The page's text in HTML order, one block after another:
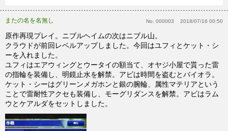
またの名を名無し No: 000003 2018/07/16 00:50
原作再現プレイ。ニブルヘイムの次はニブル山。
クラウドが前回レベルアップしました。今回はユフィとケット・シ
ーを入れました。
ユフィはエアウィングとウータイの額当て、オヤジ小屋で貰った雷
の指輪を装備し、明鏡止水を解禁。アビは時間を盗むとバイオラ。
ケット・シーはグリーンメガホンと銀の腕輪、属性マテリアという
ことで雷耐性アクセも装備し、モーグリダンスを解禁。アビはラム
ウとケアルダをセットしました。